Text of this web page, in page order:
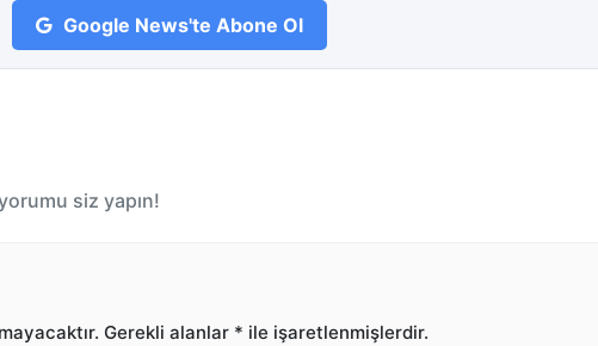
Google News'te Abone Ol
siz yapın!
Gerekli alanlar * ile işaretlenmişlerdir.